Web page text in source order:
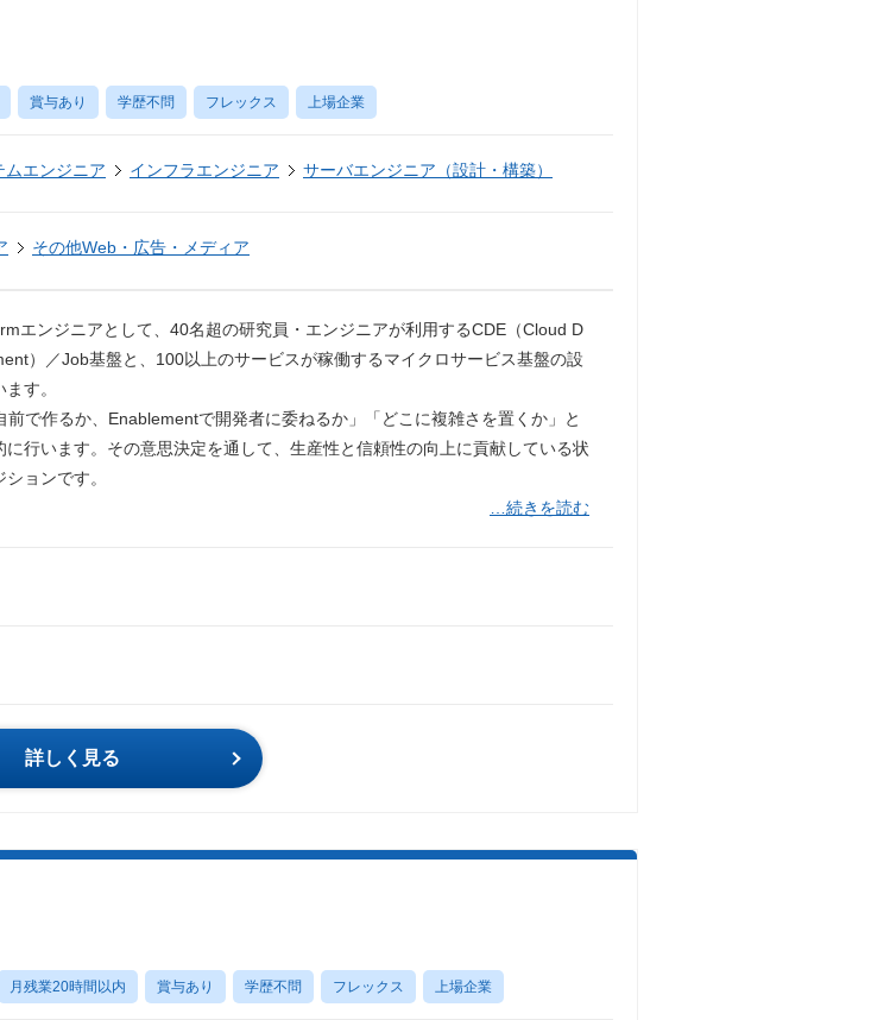
賞与あり 学歴不問 フレックス 上場企業
ムエンジニア インフラエンジニア サーバエンジニア（設計・構築）
その他Web・広告・メディア
エンジニアとして、40名超の研究員・エンジニアが利用するCDE（Cloud D
）／Job基盤と、100以上のサービスが稼働するマイクロサービス基盤の設
す。
前で作るか、Enablementで開発者に委ねるか」「どこに複雑さを置くか」と
に行います。その意思決定を通して、生産性と信頼性の向上に貢献している状
ョンです。
…続きを読む
詳しく見る
月残業20時間以内 賞与あり 学歴不問 フレックス 上場企業